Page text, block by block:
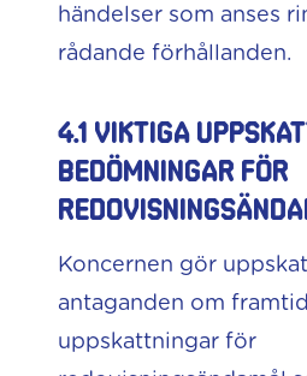
händelser som anses
rådande förhållanden.
4.1 Viktiga
bedömningar för
Koncernen gör
antaganden om
uppskattningar för